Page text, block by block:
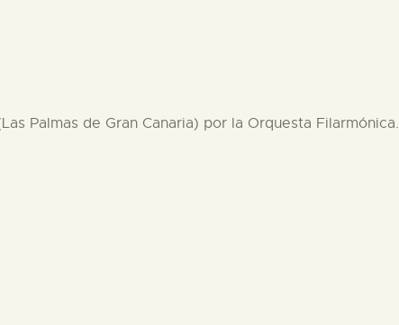
Palmas de Gran Canaria) por la Orquesta Filarmónica.